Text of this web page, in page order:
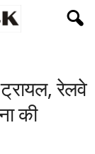
रेलवे
की